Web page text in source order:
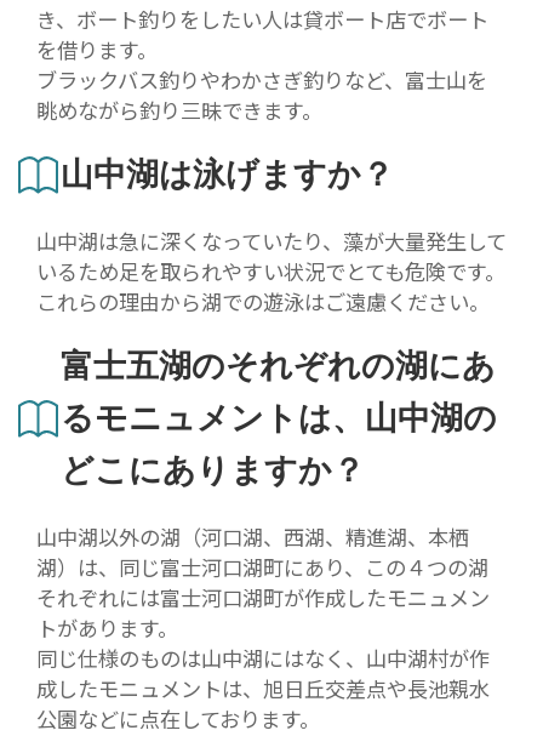
き、ボート釣りをしたい人は貸ボート店でボート
を借ります。
ブラックバス釣りやわかさぎ釣りなど、富士山を
眺めながら釣り三昧できます。
山中湖は泳げますか？
山中湖は急に深くなっていたり、藻が大量発生して
いるため足を取られやすい状況でとても危険です。
これらの理由から湖での遊泳はご遠慮ください。
富士五湖のそれぞれの湖にあ
るモニュメントは、山中湖の
どこにありますか？
山中湖以外の湖（河口湖、西湖、精進湖、本栖
湖）は、同じ富士河口湖町にあり、この４つの湖
それぞれには富士河口湖町が作成したモニュメン
トがあります。
同じ仕様のものは山中湖にはなく、山中湖村が作
成したモニュメントは、旭日丘交差点や長池親水
公園などに点在しております。